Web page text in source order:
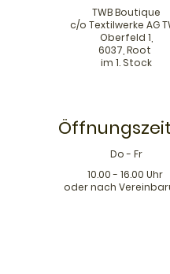
TWB Boutique
c/o Textilwerke AG
Oberfeld 1,
6037, Root
im 1. Stock
Do - Fr
10.00 - 16.00 Uhr
oder nach